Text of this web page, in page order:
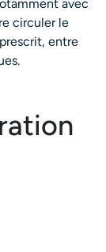
avec
circuler le
entre